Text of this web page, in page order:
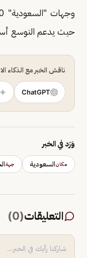
حيث يدعم التوسع أسطولها
ناقش الخبر مع الذكاء
ChatGPT
وَرَد في الخبر
مكانالسعودية جهة
التعليقات(
0
)